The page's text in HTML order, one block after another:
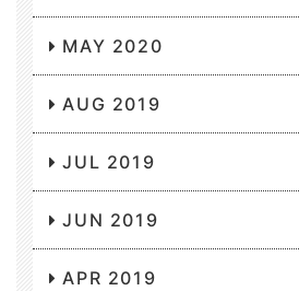
MAY 2020
AUG 2019
JUL 2019
JUN 2019
APR 2019